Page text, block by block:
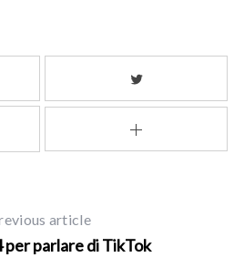
article
per parlare di TikTok